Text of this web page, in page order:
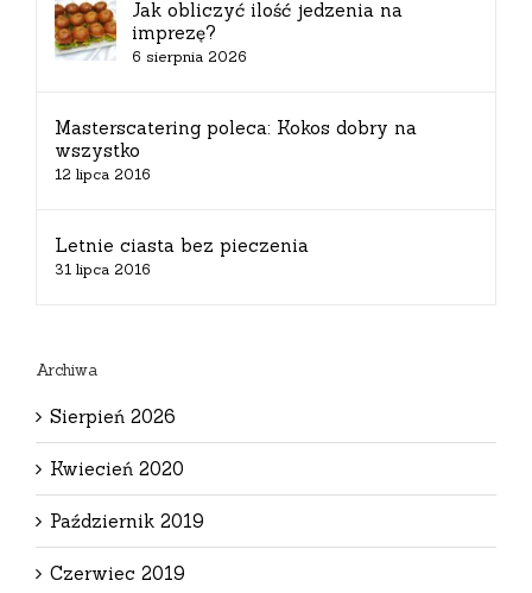
Jak obliczyć ilość jedzenia na
imprezę?
6 sierpnia 2026
Masterscatering poleca: Kokos dobry na
wszystko
12 lipca 2016
Letnie ciasta bez pieczenia
31 lipca 2016
Archiwa
Sierpień 2026
Kwiecień 2020
Październik 2019
Czerwiec 2019